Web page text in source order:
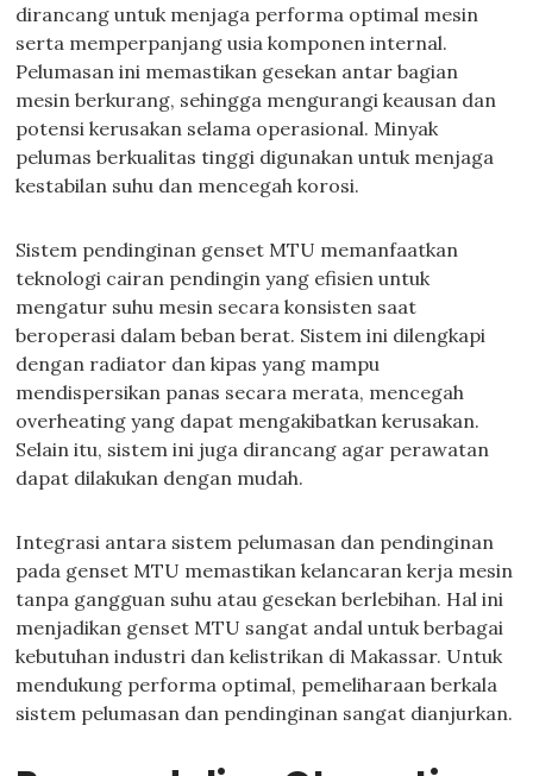
dirancang untuk menjaga performa optimal mesin
serta memperpanjang usia komponen internal.
Pelumasan ini memastikan gesekan antar bagian
mesin berkurang, sehingga mengurangi keausan dan
potensi kerusakan selama operasional. Minyak
pelumas berkualitas tinggi digunakan untuk menjaga
kestabilan suhu dan mencegah korosi.
Sistem pendinginan genset MTU memanfaatkan
teknologi cairan pendingin yang efisien untuk
mengatur suhu mesin secara konsisten saat
beroperasi dalam beban berat. Sistem ini dilengkapi
dengan radiator dan kipas yang mampu
mendispersikan panas secara merata, mencegah
overheating yang dapat mengakibatkan kerusakan.
Selain itu, sistem ini juga dirancang agar perawatan
dapat dilakukan dengan mudah.
Integrasi antara sistem pelumasan dan pendinginan
pada genset MTU memastikan kelancaran kerja mesin
tanpa gangguan suhu atau gesekan berlebihan. Hal ini
menjadikan genset MTU sangat andal untuk berbagai
kebutuhan industri dan kelistrikan di Makassar. Untuk
mendukung performa optimal, pemeliharaan berkala
sistem pelumasan dan pendinginan sangat dianjurkan.